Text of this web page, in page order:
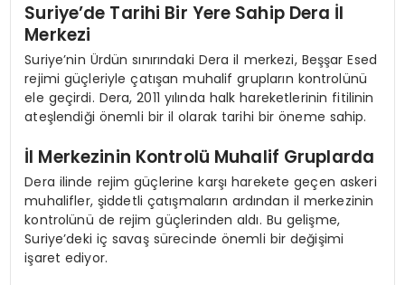
Suriye’de Tarihi Bir Yere Sahip Dera İl
Merkezi
Suriye’nin Ürdün sınırındaki Dera il merkezi, Beşşar Esed
rejimi güçleriyle çatışan muhalif grupların kontrolünü
ele geçirdi. Dera, 2011 yılında halk hareketlerinin fitilinin
ateşlendiği önemli bir il olarak tarihi bir öneme sahip.
İl Merkezinin Kontrolü Muhalif Gruplarda
Dera ilinde rejim güçlerine karşı harekete geçen askeri
muhalifler, şiddetli çatışmaların ardından il merkezinin
kontrolünü de rejim güçlerinden aldı. Bu gelişme,
Suriye’deki iç savaş sürecinde önemli bir değişimi
işaret ediyor.